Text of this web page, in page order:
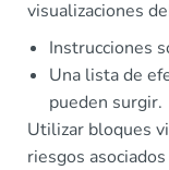
visualizaciones
Instrucciones
Una lista de
pueden surgir.
Utilizar bloques
riesgos